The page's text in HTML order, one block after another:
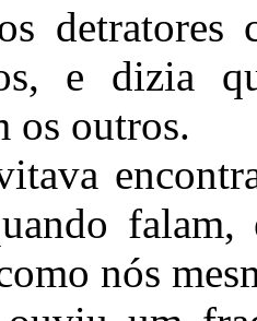
e dizia
os outros.
nós